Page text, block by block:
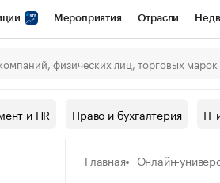
Мероприятия Отрасли
СПб Спецпроекты Проверка
Рынок наличной валюты
и HR Право и бухгалтерия IT
Главная Онлайн-